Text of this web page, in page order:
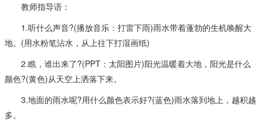
教师指导语：
1.听什么声音?(播放音乐：打雷下雨)雨水带着蓬勃的生机唤醒大
地。(用水粉笔沾水，从上往下打湿画纸)
2.瞧，谁出来了?(PPT：太阳图片)阳光温暖着大地，阳光是什么
颜色?(黄色)从天空上洒落下来。
3.地面的雨水呢?用什么颜色表示好?(蓝色)雨水落到地上，越积越
多。